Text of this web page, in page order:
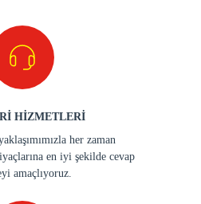
HİZMETLERİ
her zaman
en iyi şekilde cevap
amaçlıyoruz.